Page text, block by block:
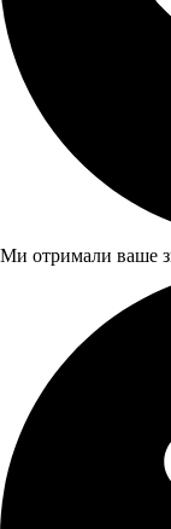
Ми отримали ваше